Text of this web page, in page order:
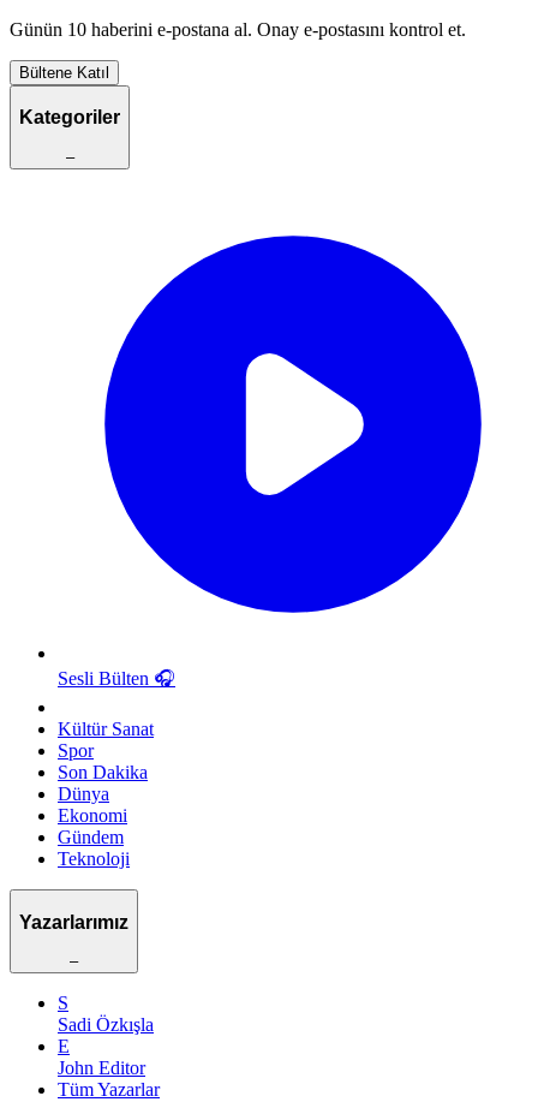
Günün 10 haberini e-postana al. Onay e-postasını kontrol et.
Bültene Katıl
Kategoriler
–
Sesli Bülten 🎧
Kültür Sanat
Spor
Son Dakika
Dünya
Ekonomi
Gündem
Teknoloji
Yazarlarımız
–
S
Sadi Özkışla
E
John Editor
Tüm Yazarlar